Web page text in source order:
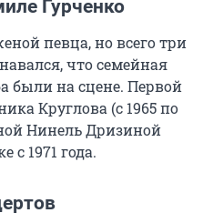
Гурченко
певца, но всего три
что семейная
были на сцене. Первой
Круглова (с 1965 по
Нинель Дризиной
с 1971 года.